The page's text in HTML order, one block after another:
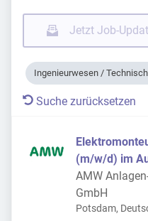
Jetzt Job-
Ingenieurwesen /
Suche zurücksetzen
(m/w/d) im
AMW
GmbH
Potsdam,